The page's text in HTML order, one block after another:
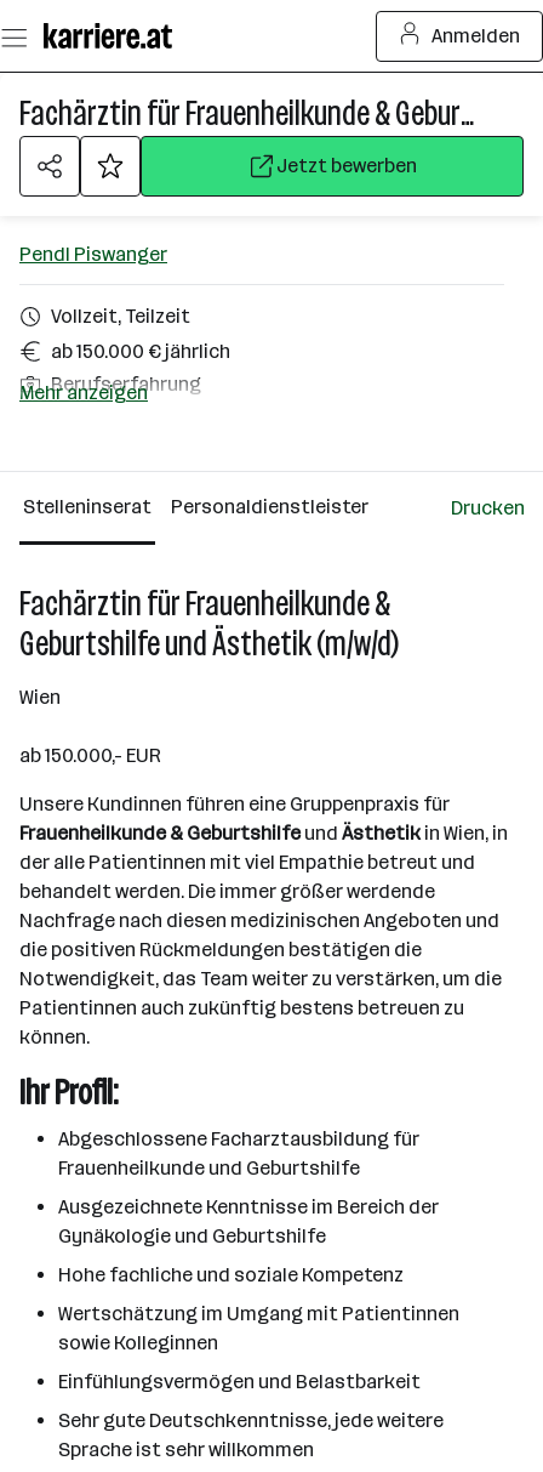
Seiteninhalt
springen
Anmelden
Fachärztin für Frauenheilkunde & Geburtshilfe und Ästhetik (m/w/d)
Jetzt bewerben
Pendl Piswanger
Vollzeit, Teilzeit
ab 150.000 € jährlich
Berufserfahrung
Über das Unternehmen
Wien
Mehr anzeigen
Stelleninserat Personaldienstleister Drucken
Fachärztin für Frauenheilkunde &
Geburtshilfe und Ästhetik (m/w/d)
Wien
ab 150.000,- EUR
Unsere Kundinnen führen eine Gruppenpraxis für
Frauenheilkunde & Geburtshilfeund Ästhetikin Wien, in
der alle Patientinnen mit viel Empathie betreut und
behandelt werden. Die immer größer werdende
Nachfrage nach diesen medizinischen Angeboten und
die positiven Rückmeldungen bestätigen die
Notwendigkeit, das Team weiter zu verstärken, um die
Patientinnen auch zukünftig bestens betreuen zu
können.
Ihr Profil:
Abgeschlossene Facharztausbildung für
Frauenheilkunde und Geburtshilfe
Ausgezeichnete Kenntnisse im Bereich der
Gynäkologie und Geburtshilfe
Hohe fachliche und soziale Kompetenz
Wertschätzung im Umgang mit Patientinnen
sowie Kolleginnen
Einfühlungsvermögen und Belastbarkeit
Sehr gute Deutschkenntnisse, jede weitere
Sprache ist sehr willkommen